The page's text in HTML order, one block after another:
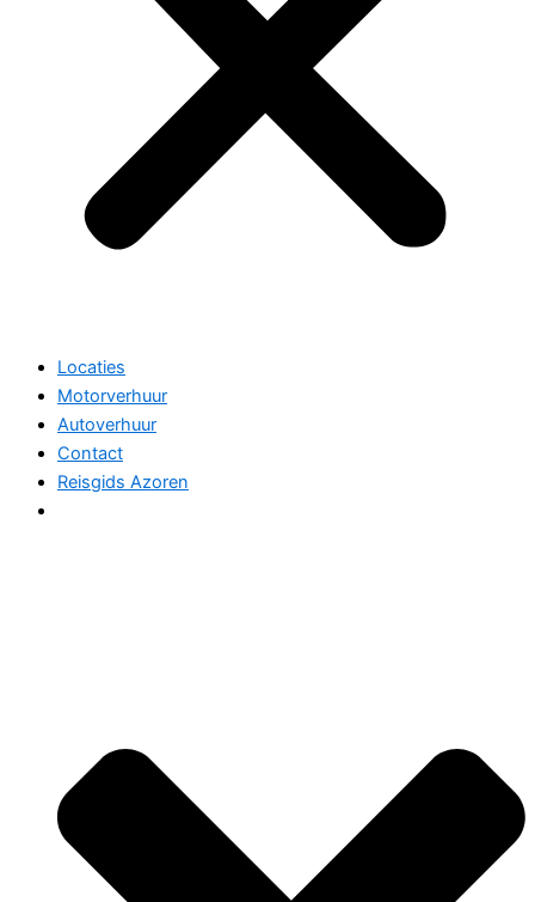
Locaties
Motorverhuur
Autoverhuur
Contact
Reisgids Azoren